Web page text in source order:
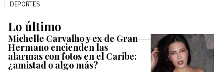
DEPORTES
Lo último
Michelle Carvalho y ex de Gran
Hermano encienden las
alarmas con fotos en el Caribe:
¿amistad o algo más?